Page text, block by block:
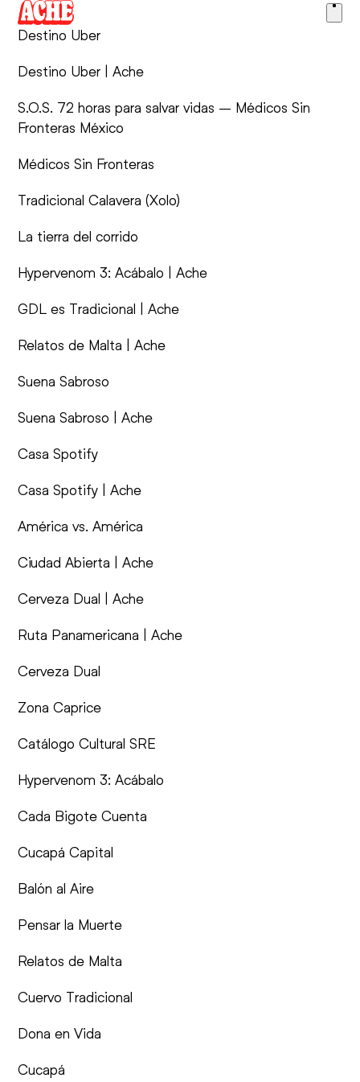
Skip
Destino Uber
Destino Uber | Ache
S.O.S. 72 horas para salvar vidas – Médicos Sin
Fronteras México
Médicos Sin Fronteras
Tradicional Calavera (Xolo)
La tierra del corrido
Hypervenom 3: Acábalo | Ache
GDL es Tradicional | Ache
Relatos de Malta | Ache
Suena Sabroso
Suena Sabroso | Ache
Casa Spotify
Casa Spotify | Ache
América vs. América
Ciudad Abierta | Ache
Cerveza Dual | Ache
Ruta Panamericana | Ache
Cerveza Dual
Zona Caprice
Catálogo Cultural SRE
Hypervenom 3: Acábalo
Cada Bigote Cuenta
Cucapá Capital
Balón al Aire
Pensar la Muerte
Relatos de Malta
Cuervo Tradicional
Dona en Vida
Cucapá